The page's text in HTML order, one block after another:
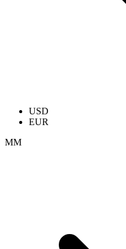
USD
EUR
ММ